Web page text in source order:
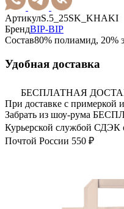
АртикулS.5_25SK_KHAKI
БрендBIP-BIP
Состав80% полиамид, 20%
Удобная доставка
БЕСПЛАТНАЯ
При доставке с примеркой
Забрать из шоу-рума
Курьерской службой СДЭК
Почтой России 550 ₽